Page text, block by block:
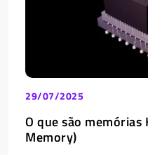
29/07/2025
O que são
Memory)